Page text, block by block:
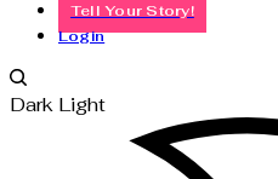
Tell Your Story!
Login
Dark Light